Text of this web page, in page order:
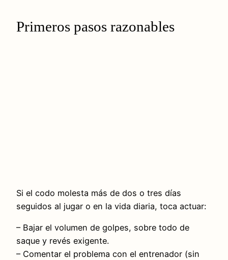
Primeros pasos razonables
Si el codo molesta más de dos o tres días
seguidos al jugar o en la vida diaria, toca actuar:
– Bajar el volumen de golpes, sobre todo de
saque y revés exigente.
– Comentar el problema con el entrenador (sin